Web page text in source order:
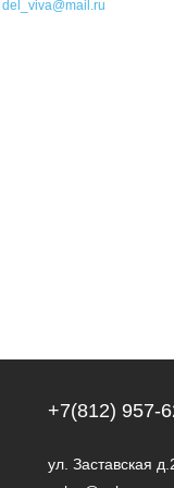
del_viva@mail.ru
+7(812) 957-
ул. Заставская